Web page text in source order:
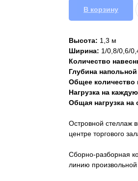
В корзину
Высота: 1,3 м
Ширина: 1/0,8/0,6/
Количество
Глубина
Общее количество
Нагрузка на
Общая нагрузка на
Островной стеллаж
центре торгового
Сборно-разборная
линию